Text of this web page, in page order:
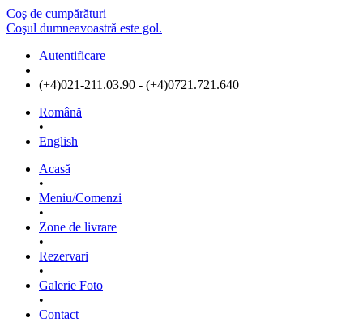
Coş de cumpărături
Coşul dumneavoastră este gol.
Autentificare
(+4)021-211.03.90 - (+4)0721.721.640
Română
•
English
Acasă
•
Meniu/Comenzi
•
Zone de livrare
•
Rezervari
•
Galerie Foto
•
Contact